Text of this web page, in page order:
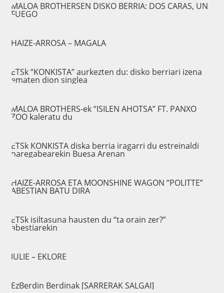
MALOA BROTHERSEN DISKO BERRIA: DOS CARAS, UN
FUEGO
HAIZE-ARROSA – MAGALA
ETSk “KONKISTA” aurkezten du: disko berriari izena
ematen dion singlea
MALOA BROTHERS-ek “ISILEN AHOTSA” FT. PANXO
ZOO kaleratu du
ETSk KONKISTA diska berria iragarri du estreinaldi
paregabearekin Buesa Arenan
HAIZE-ARROSA ETA MOONSHINE WAGON “POLITTE”
ABESTIAN BATU DIRA
ETSk isiltasuna hausten du “ta orain zer?”
abestiarekin
JULIE – EKLORE
EzBerdin Berdinak [SARRERAK SALGAI]